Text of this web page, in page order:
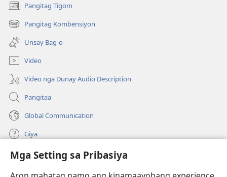
Mga Setting sa Pribasiya
Pangitag Tigom
(mo-
open
ug
bag-
ong
window)
Pangitag Kombensiyon
(mo-
open
ug
bag-
ong
window)
Unsay Bag-o
Video
Video nga Dunay Audio Description
Pangitaa
Global Communication
Giya
Donasyon
(mo-
open